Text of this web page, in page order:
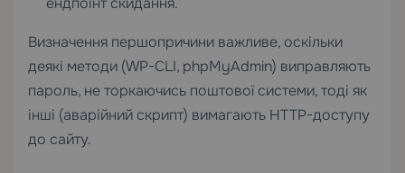
Визначення першопричини важливе, оскільки
деякі методи (WP-CLI, phpMyAdmin) виправляють
пароль, не торкаючись поштової системи, тоді як
інші (аварійний скрипт) вимагають HTTP-доступу
до сайту.